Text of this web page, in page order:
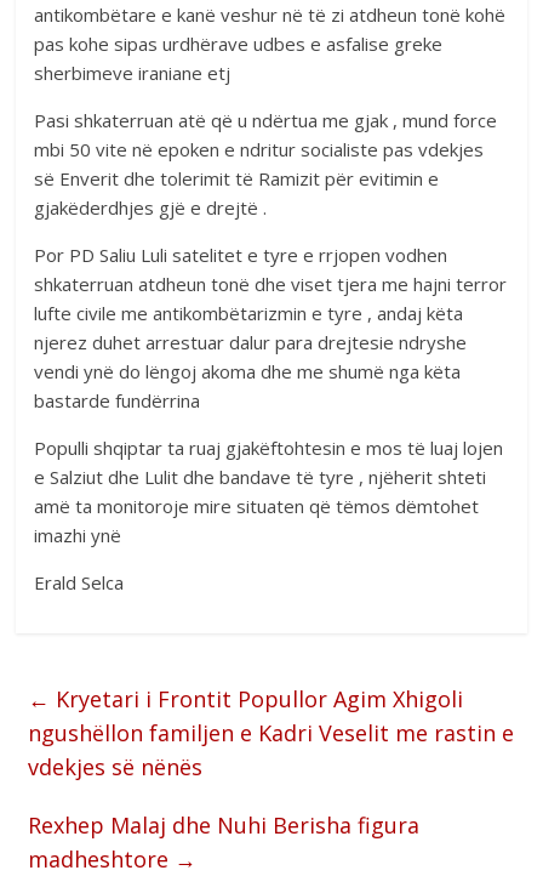
antikombëtare e kanë veshur në të zi atdheun tonë kohë
pas kohe sipas urdhërave udbes e asfalise greke
sherbimeve iraniane etj
Pasi shkaterruan atë që u ndërtua me gjak , mund force
mbi 50 vite në epoken e ndritur socialiste pas vdekjes
së Enverit dhe tolerimit të Ramizit për evitimin e
gjakëderdhjes gjë e drejtë .
Por PD Saliu Luli satelitet e tyre e rrjopen vodhen
shkaterruan atdheun tonë dhe viset tjera me hajni terror
lufte civile me antikombëtarizmin e tyre , andaj këta
njerez duhet arrestuar dalur para drejtesie ndryshe
vendi ynë do lëngoj akoma dhe me shumë nga këta
bastarde fundërrina
Populli shqiptar ta ruaj gjakëftohtesin e mos të luaj lojen
e Salziut dhe Lulit dhe bandave të tyre , njëherit shteti
amë ta monitoroje mire situaten që tëmos dëmtohet
imazhi ynë
Erald Selca
← Kryetari i Frontit Popullor Agim Xhigoli
ngushëllon familjen e Kadri Veselit me rastin e
vdekjes së nënës
Rexhep Malaj dhe Nuhi Berisha figura
madheshtore →